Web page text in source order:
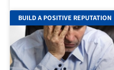
BUILD A POSITIVE REPUTATION